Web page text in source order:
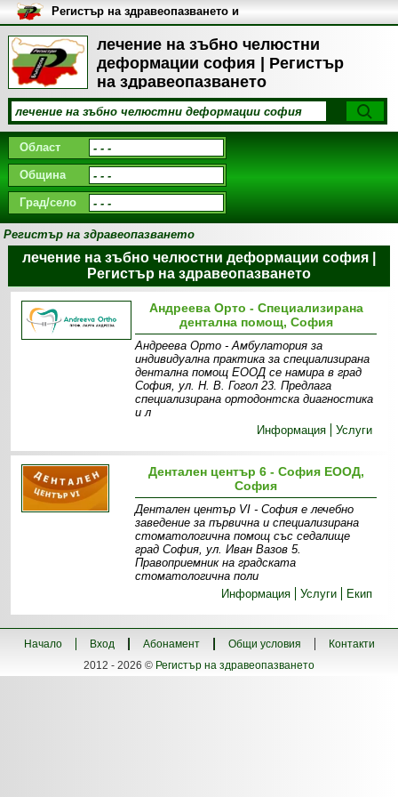
лечение на зъбно челюстни
деформации софия | Регистър
на здравеопазването
Регистър на здравеопазването и
медицинските заведения в
България
Област
Община
Град/село
Регистър на здравеопазването
лечение на зъбно челюстни деформации софия |
Регистър на здравеопазването
Андреева Орто - Специализирана
дентална помощ, София
Андреева Орто - Амбулатория за
индивидуална практика за специализирана
дентална помощ ЕООД се намира в град
София, ул. Н. В. Гогол 23. Предлага
специализирана ортодонтска диагностика
и л
Информация
Услуги
Дентален център 6 - София ЕООД,
София
Дентален център VI - София e лечебно
заведение за първична и специализирана
стоматологична помощ със седалище
град София, ул. Иван Вазов 5.
Правоприемник на градската
стоматологична поли
Информация
Услуги Екип
Начало Вход Абонамент Общи условия
Контакти
2012 - 2026 © Регистър на здравеопазването